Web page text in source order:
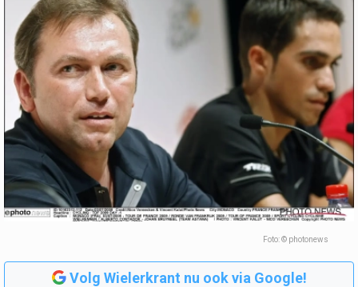
Foto: © photonews
Volg Wielerkrant nu ook via Google!